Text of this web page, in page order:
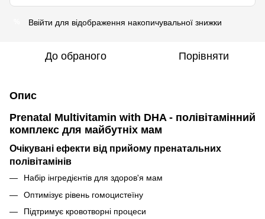
Ввійти для відображення накопичувальної знижки
До обраного Порівняти
Опис
Prenatal Multivitamin with DHA - полівітамінний
комплекс для майбутніх мам
Очікувані ефекти від прийому пренатальних
полівітамінів
Набір інгредієнтів для здоров'я мам
Оптимізує рівень гомоцистеїну
Підтримує кровотворні процеси